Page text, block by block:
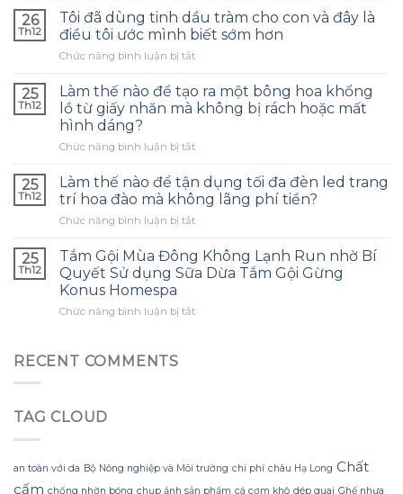
thế
nào
để
chọn
bảo
quản
phù
và
tránh
những
sai
thường
gặp?
26
Th12
Tôi đã dùng tinh dầu tràm cho con và đây là
điều tôi ước mình biết sớm hơn
Chức năng bình luận bị tắtở
đã
dùng
tinh
tràm
con
đây
là
tôi
ước
sớm
25
Th12
Làm thế nào để tạo ra một bông hoa khổng
lồ từ giấy nhăn mà không bị rách hoặc mất
hình dáng?
Chức năng bình luận bị tắtở
thế
để
tạo
một
bông
lồ
hình
25
Th12
Làm thế nào để tận dụng tối đa đèn led trang
trí hoa đào mà không lãng phí tiền?
Chức năng bình luận bị tắtở
thế
nào
để
dụng
không
25
Th12
Tắm Gội Mùa Đông Không Lạnh Run nhờ Bí
Quyết Sử dụng Sữa Dừa Tắm Gội Gừng
Konus Homespa
Chức năng bình luận bị tắtở
Quyết
RECENT COMMENTS
TAG CLOUD
an toàn với da Bộ Nông nghiệp và Môi trường chi phí châu Hạ Long Chất
cấm chống nhờn bóng chụp ảnh sản phẩm cá cơm khô dép quai Ghế nhựa